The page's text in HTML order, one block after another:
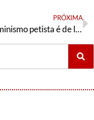
PRÓXIMA
O feminismo petista é de luta e não vai baixar a guarda